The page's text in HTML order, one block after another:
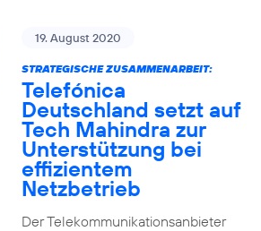
19. August 2020
STRATEGISCHE ZUSAMMENARBEIT:
Telefónica
Deutschland setzt auf
Tech Mahindra zur
Unterstützung bei
effizientem
Netzbetrieb
Der Telekommunikationsanbieter